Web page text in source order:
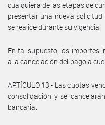
cualquiera de las etapas de
presentar una nueva
se realice durante su vigencia.
En tal supuesto, los importes
a la cancelación del pago a
ARTÍCULO 13.- Las cuotas
consolidación y se
bancaria.